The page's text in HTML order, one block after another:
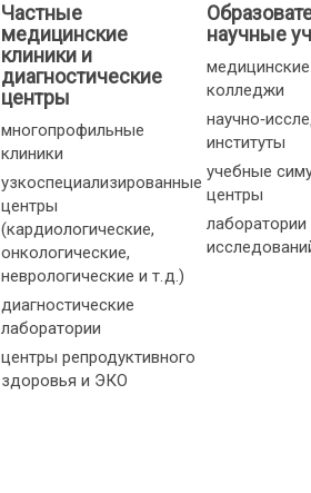
Частные
медицинские
клиники и
диагностические
центры
многопрофильные
клиники
узкоспециализированные
центры
(кардиологические,
онкологические,
неврологические и т. д.)
диагностические
лаборатории
центры репродуктивного
здоровья и ЭКО
научные
колледжи
институты
учебные
центры
лаборатории